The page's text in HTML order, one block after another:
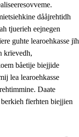
dååjrehtidh
tjuerieh eejnegen
guhte learoehkasse jïh
krïevedh,
båetije biejjide
lea learoehkasse
Daate
fïerhten biejjien